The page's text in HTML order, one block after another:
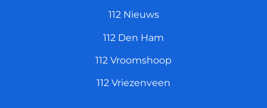
112 Nieuws
112 Den Ham
112 Vroomshoop
112 Vriezenveen